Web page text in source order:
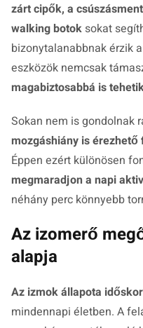
zárt cipők, a
walking botok sokat
bizonytalanabbnak érzik
eszközök nemcsak
magabiztosabbá is
Sokan nem is gondolnak
mozgáshiány is
Éppen ezért különösen
megmaradjon a napi
néhány perc könnyebb
Az izomerő
alapja
Az izmok állapota
mindennapi életben. A